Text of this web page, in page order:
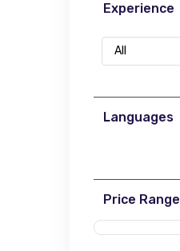
Experience
All
Languages
Price Range